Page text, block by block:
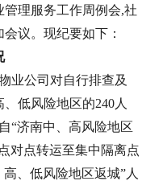
理服务工作周例会,社
议。现纪要如下：
业公司对自行排查及
低风险地区的240人
“济南中、高风险地区
对点转运至集中隔离点
、低风险地区返城”人